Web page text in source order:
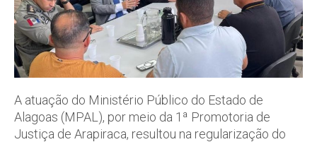
A atuação do Ministério Público do Estado de
Alagoas (MPAL), por meio da 1ª Promotoria de
Justiça de Arapiraca, resultou na regularização do